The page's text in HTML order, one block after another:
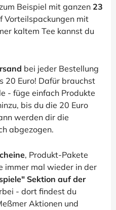
Beispiel mit ganzen 23
Vorteilspackungen mit
kaltem Tee kannst du
bei jeder Bestellung
20 Euro! Dafür brauchst
- füge einfach Produkte
bis du die 20 Euro
werden dir die
abgezogen.
, Produkt-Pakete
immer mal wieder in der
Sektion auf der
- dort findest du
Aktionen und